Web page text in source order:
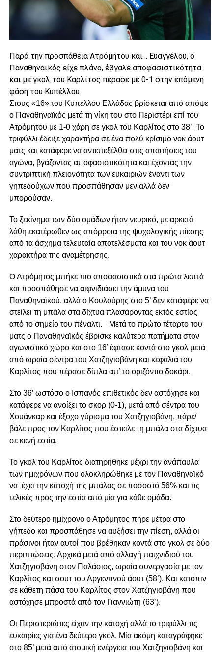
Παρά την προσπάθεια Ατρόμητου και… Ευαγγέλου, ο
Παναθηναϊκός είχε πλάνο, έβγαλε αποφασιστικότητα
και με γκολ του Καρλίτος πέρασε με 0-1 στην επόμενη
φάση του Κυπέλλου.
Στους «16» του Κυπέλλου Ελλάδας βρίσκεται από απόψε
ο Παναθηναϊκός μετά τη νίκη του στο Περιστέρι επί του
Ατρόμητου με 1-0 χάρη σε γκολ του Καρλίτος στο 38’. Το
τριφύλλι έδειξε χαρακτήρα σε ένα πολύ κρίσιμο νοκ άουτ
ματς και κατάφερε να αντεπεξέλθει στις απαιτήσεις του
αγώνα, βγάζοντας αποφασιστικότητα και έχοντας την
συντριπτική πλειονότητα των ευκαιριών έναντι των
γηπεδούχων που προσπάθησαν μεν αλλά δεν
μπορούσαν.
Το ξεκίνημα των δύο ομάδων ήταν νευρικό, με αρκετά
λάθη εκατέρωθεν ως απόρροια της ψυχολογικής πίεσης
από τα άσχημα τελευταία αποτελέσματα και του νοκ άουτ
χαρακτήρα της αναμέτρησης.
Ο Ατρόμητος μπήκε πιο αποφασιστικά στα πρώτα λεπτά
και προσπάθησε να αιφνιδιάσει την άμυνα του
Παναθηναϊκού, αλλά ο Κουλούρης στο 5’ δεν κατάφερε να
στείλει τη μπάλα στα δίχτυα πλασάροντας εκτός εστίας
από το σημείο του πέναλτι. Μετά το πρώτο τέταρτο του
ματς ο Παναθηναϊκός έβρισκε καλύτερα πατήματα στον
αγωνιστικό χώρο και στο 16’ έφτασε κοντά στο γκολ μετά
από ωραία σέντρα του Χατζηγιοβάνη και κεφαλιά του
Καρλίτος που πέρασε δίπλα απ’ το οριζόντιο δοκάρι.
Στο 36’ ωστόσο ο Ισπανός επιθετικός δεν αστόχησε και
κατάφερε να ανοίξει το σκορ (0-1), μετά από σέντρα του
Χουάνκαρ και έξοχο γύρισμα του Χατζηγιοβάνη, πάρε/
βάλε προς τον Καρλίτος που έστειλε τη μπάλα στα δίχτυα
σε κενή εστία.
Το γκολ του Καρλίτος διατηρήθηκε μέχρι την ανάπαυλα
των ημιχρόνων που ολοκληρώθηκε με τον Παναθηναϊκό
να έχει την κατοχή της μπάλας σε ποσοστό 56% και τις
τελικές προς την εστία από μία για κάθε ομάδα.
Στο δεύτερο ημίχρονο ο Ατρόμητος πήρε μέτρα στο
γήπεδο και προσπάθησε να αυξήσει την πίεση, αλλά οι
πράσινοι ήταν αυτοί που βρέθηκαν κοντά στο γκολ σε δύο
περιπτώσεις. Αρχικά μετά από αλλαγή παιχνιδιού του
Χατζηγιοβάνη στον Παλάσιος, ωραία συνεργασία με τον
Καρλίτος και σουτ του Αργεντινού άουτ (58’). Και κατόπιν
σε κάθετη πάσα του Καρλίτος στον Χατζηγιοβάνη που
αστόχησε μπροστά από τον Γιαννιώτη (63’).
Οι Περιστεριώτες είχαν την κατοχή αλλά το τριφύλλι τις
ευκαιρίες για ένα δεύτερο γκολ. Μία ακόμη καταγράφηκε
στο 85’ μετά από ατομική ενέργεια του Χατζηγιοβάνη και